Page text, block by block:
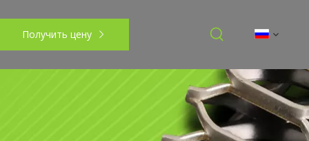
Получить цену